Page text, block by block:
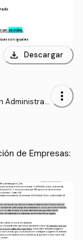
download Descargar
Administrac
more_vert
de Empresas: